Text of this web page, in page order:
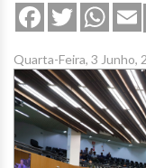
FacebookTwitter
Quarta-Feira, 3 Junho,